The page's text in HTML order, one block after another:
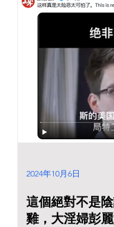
這個絕對不是
雞，大淫婦彭
2024年10月6日